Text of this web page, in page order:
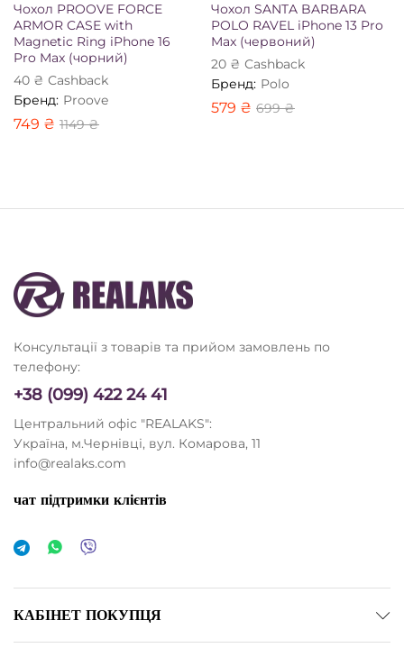
Чохол PROOVE FORCE
ARMOR CASE with
Magnetic Ring iPhone 16
Pro Max (чорний)
40 ₴ Сashback
Бренд: Proove
749 ₴ 1149₴
Чохол SANTA BARBARA
POLO RAVEL iPhone 13 Pro
Max (червоний)
20 ₴ Сashback
Бренд: Polo
579 ₴ 699₴
Консультації з товарів та прийом замовлень по
телефону:
+38 (099) 422 24 41
Центральний офіс "REALAKS":
Україна, м.Чернівці, вул. Комарова, 11
info@realaks.com
чат підтримки клієнтів
КАБІНЕТ ПОКУПЦЯ